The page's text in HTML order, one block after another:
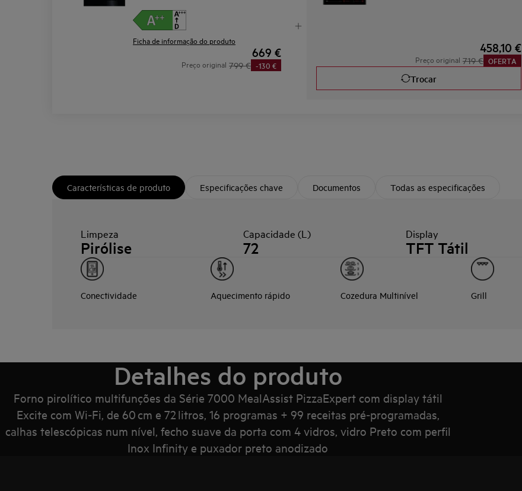
Display tátil Excite
Ficha de informação do produto
669 €
Preço original 799 € -130 €
458,10 €
Preço original 719 € OFERTA
Trocar
Características de produto Especificações chave Documentos Todas as especificações
Limpeza
Pirólise
Capacidade (L)
72
Display
TFT Tátil
Conectividade Aquecimento rápido Cozedura Multinível Grill
Detalhes do produto
Forno pirolítico multifunções da Série 7000 MealAssist PizzaExpert com display tátil
Excite com Wi‑Fi, de 60 cm e 72 litros, 16 programas + 99 receitas pré‑programadas,
calhas telescópicas num nível, fecho suave da porta com 4 vidros, vidro Preto com perfil
Inox Infinity e puxador preto anodizado